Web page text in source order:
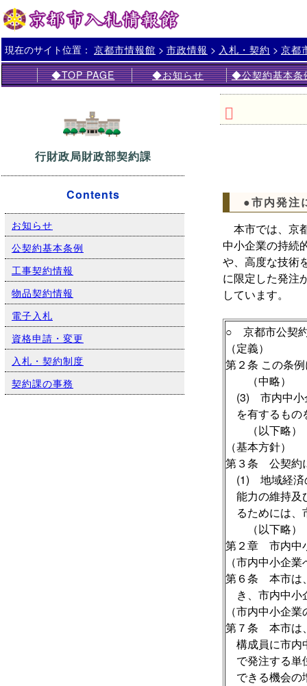
現在のサイト位置： 京都市情報館 > 市政情報 > 入札・契約 > 京都
◆TOP PAGE ◆お知らせ ◆公契約基本条
行財政局財政部契約課
Contents
お知らせ
公契約基本条例
工事契約情報
物品契約情報
電子入札
資格申請・変更
入札・契約制度
契約課の事務
●市内発注
本市では、京
中小企業の持続
や、高度な技術
に限定した発注
しています。
○ 京都市公契約
（定義）
第２条 この条
（中略）
(3) 市内中小
を有するもの
（以下略）
（基本方針）
第３条 公契約
(1) 地域経済
能力の維持及
るためには、
（以下略）
第２章 市内中
（市内中小企業
第６条 本市は
き、市内中小
（市内中小企
第７条 本市は
構成員に市内
で発注する単
できる機会の